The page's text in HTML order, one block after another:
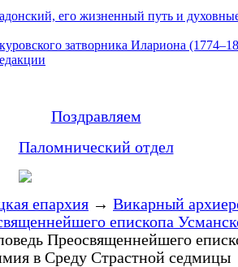
его жизненный путь и
затворника Илариона
Поздравляем
Паломнический отдел
епархия → Викарный
епископа
Преосвященнейшего
в Среду Страстной седмицы